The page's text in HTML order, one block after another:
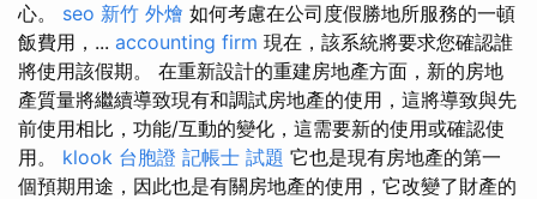
心。 seo 新竹 外燴 如何考慮在公司度假勝地所服務的一頓
飯費用，... accounting firm 現在，該系統將要求您確認誰
將使用該假期。 在重新設計的重建房地產方面，新的房地
產質量將繼續導致現有和調試房地產的使用，這將導致與先
前使用相比，功能/互動的變化，這需要新的使用或確認使
用。 klook 台胞證 記帳士 試題 它也是現有房地產的第一
個預期用途，因此也是有關房地產的使用，它改變了財產的